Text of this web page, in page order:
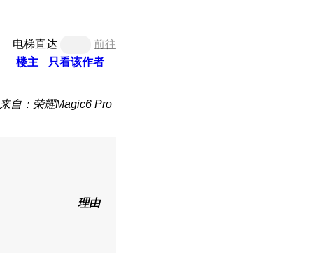
电梯直达
前往
楼主
只看该作者
来自：荣耀Magic6 Pro
理由